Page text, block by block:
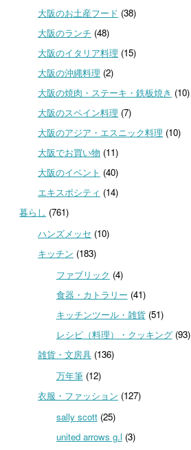
大阪のお土産フード (38)
大阪のランチ (48)
大阪のイタリア料理 (15)
大阪の沖縄料理 (2)
大阪の焼肉・ステーキ・鉄板焼き (10)
大阪のスペイン料理 (7)
大阪のアジア・エスニック料理 (10)
大阪でお買い物 (11)
大阪のイベント (40)
エキスポシティ (14)
暮らし (761)
ハンズメッセ (10)
キッチン (183)
ファブリック (4)
食器・カトラリー (41)
キッチンツール・雑貨(51)
レシピ（料理）・クッキング(93)
雑貨・文房具(136)
万年筆(12)
衣服・ファッション (127)
sally scott(25)
united arrows g.l (3)